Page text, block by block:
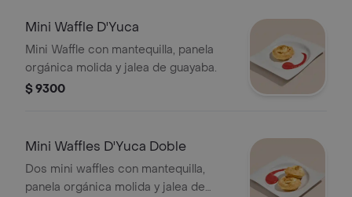
Mini Waffle D'Yuca
Mini Waffle con mantequilla, panela
orgánica molida y jalea de guayaba.
$ 9300
Mini Waffles D'Yuca Doble
Dos mini waffles con mantequilla,
panela orgánica molida y jalea de